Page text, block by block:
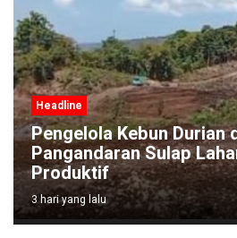
Headline
Pengelola Kebun Durian
Pangandaran Sulap
Produktif ‎
3 hari yang lalu